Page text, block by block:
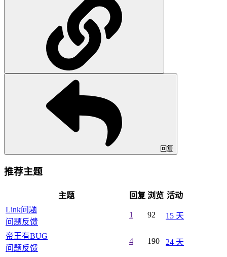
回复
推荐主题
主题 回复 浏览 活动
Link问题
问题反馈
1 92 15 天
帝王有BUG
问题反馈
4 190 24 天